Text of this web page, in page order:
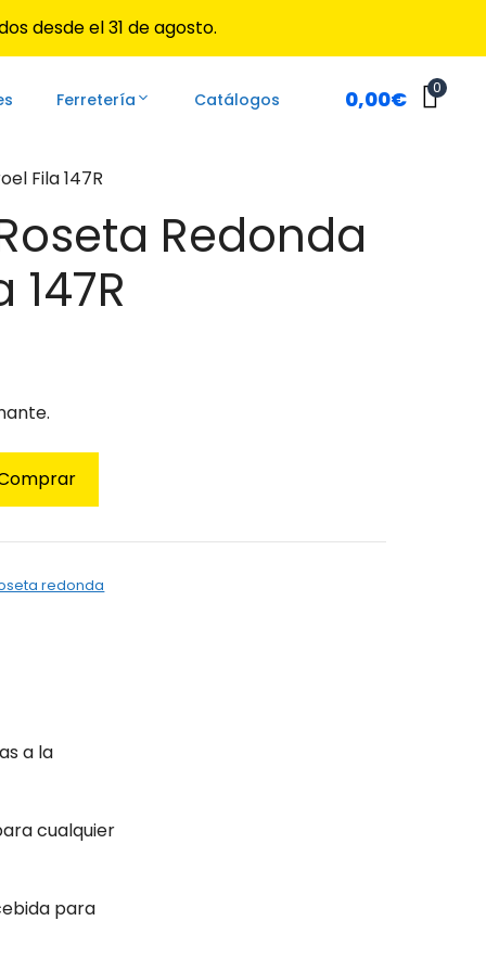
desde el 31 de agosto.
Ferretería Catálogos 0,00€ 0
Fila 147R
Redonda
147R
redonda
a la
cualquier
para
Fila
cantidad